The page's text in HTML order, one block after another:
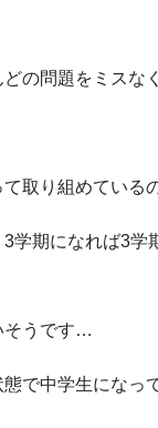
の問題をミスな
取り組めている
学期になれば3学
そうです…
で中学生になっ